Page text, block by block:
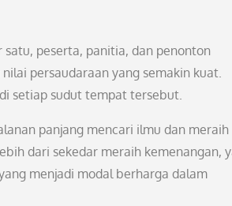
peserta, panitia, dan penonton
persaudaraan yang semakin kuat.
setiap sudut tempat tersebut.
panjang mencari ilmu dan meraih
dari sekedar meraih kemenangan,
menjadi modal berharga dalam